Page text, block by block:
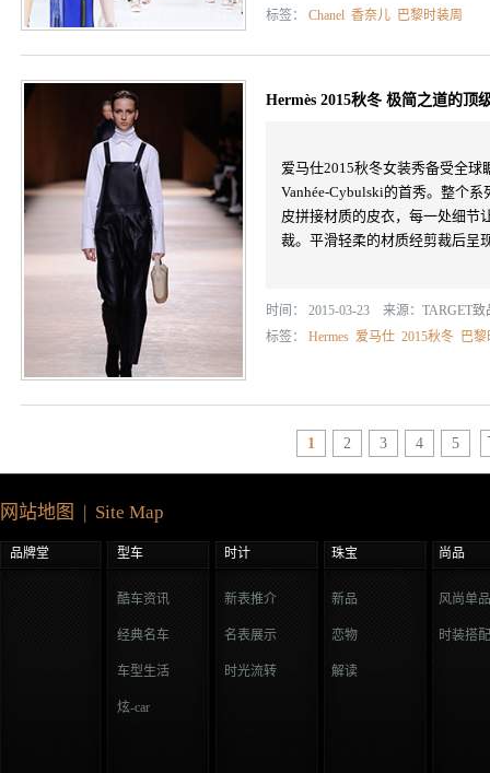
标签： Chanel 香奈儿 巴黎时装周
Hermès 2015秋冬 极简之道的顶
爱马仕2015秋冬女装秀备受全球
Vanhée-Cybulski的首秀。整个
皮拼接材质的皮衣，每一处细节
裁。平滑轻柔的材质经剪裁后呈
时间： 2015-03-23 来源： TARGET致
标签： Hermes 爱马仕 2015秋冬 巴
1 2 3 4 5
网站地图 | Site Map
品牌堂 型车 时计 珠宝 尚品
酷车资讯
经典名车
车型生活
炫-car
新表推介
名表展示
时光流转
新品
恋物
解读
风尚单品
时装搭配